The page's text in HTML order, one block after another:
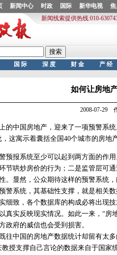
如何让房地
2008-07-29
中国房地产，迎来了一项预警系统
，这寓示着囊括全国40个城市的房
报系统至少可以起到两方面的作用
节哄炒房价的行为；二是监管层可
。显然，公众期待这样的预警系统
系统，其基础性支撑，就是相关数
细致，各个数据库的构成必将出现
真实反映现实情况。如此一来，“房
政府的威信也会受到损害。
中国的房地产数据统计却留有太多
教授支撑自己言论的数据来自于国